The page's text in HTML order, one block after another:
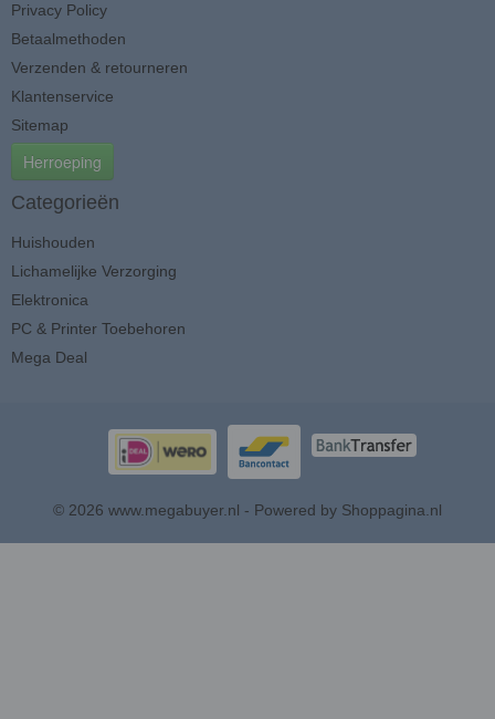
Privacy Policy
Betaalmethoden
Verzenden & retourneren
Klantenservice
Sitemap
Herroeping
Categorieën
Huishouden
Lichamelijke Verzorging
Elektronica
PC & Printer Toebehoren
Mega Deal
© 2026 www.megabuyer.nl - Powered by Shoppagina.nl